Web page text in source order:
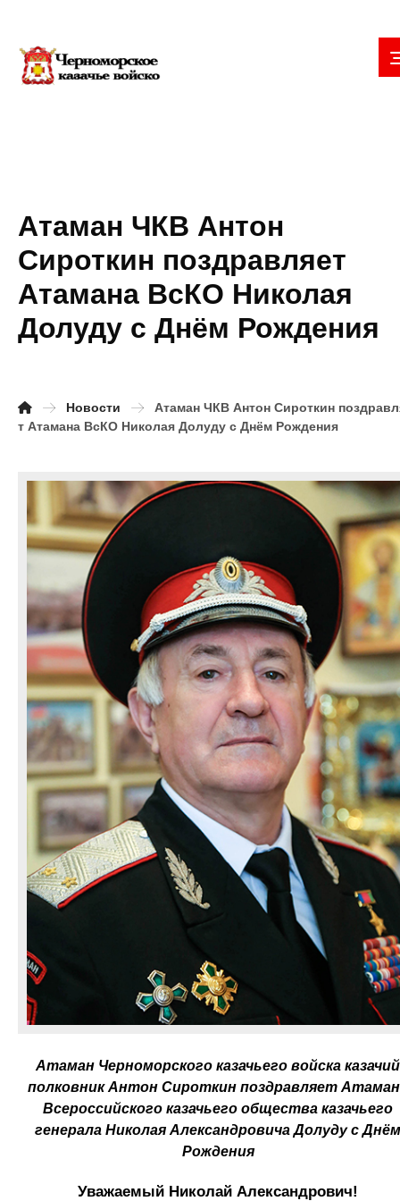
Атаман ЧКВ Антон
Сироткин поздравляет
Атамана ВсКО Николая
Долуду с Днём Рождения
Новости
Атаман ЧКВ Антон Сироткин
т Атамана ВсКО Николая Долуду с Днём Рождения
Атаман Черноморского казачьего войска казачий
полковник Антон Сироткин поздравляет
Всероссийского казачьего общества казачьего
генерала Николая Александровича Долуду с Днём
Рождения
Уважаемый Николай Александрович!